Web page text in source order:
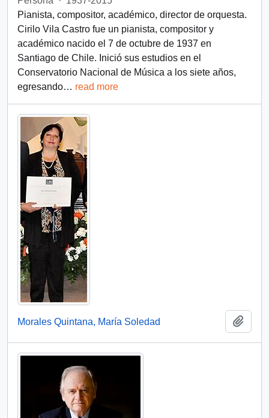
Pianista, compositor, académico, director de orquesta.
Cirilo Vila Castro fue un pianista, compositor y
académico nacido el 7 de octubre de 1937 en
Santiago de Chile. Inició sus estudios en el
Conservatorio Nacional de Música a los siete años,
egresando… read more
Morales Quintana, María Soledad